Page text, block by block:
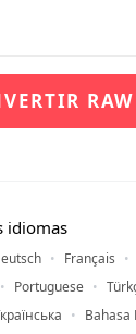
RAW
idiomas
Français
Portuguese
Bahasa